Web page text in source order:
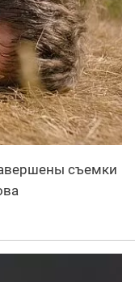
съемки